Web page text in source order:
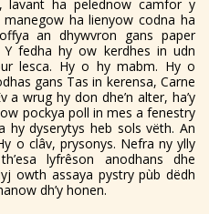
lavant ha pelednow camfor y
ha lienyow codna ha
an dhywvron gans paper
fedha hy ow kerdhes in udn
lesca. Hy o hy mabm. Hy o
gans Tas in kerensa, Carne
wrug hy don dhe’n alter, ha’y
pockya poll in mes a fenestry
hy dyserytys heb sols vëth. An
o clâv, prysonys. Nefra ny ylly
lyfrêson anodhans dhe
owth assaya pystry pùb dëdh
dh’y honen.